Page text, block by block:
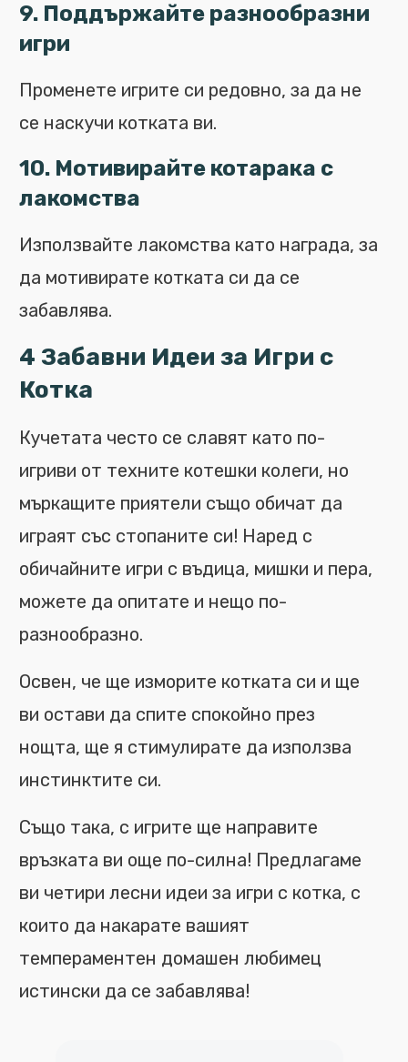
9. Поддържайте разнообразни
игри
Променете игрите си редовно, за да не
се наскучи котката ви.
10. Мотивирайте котарака с
лакомства
Използвайте лакомства като награда, за
да мотивирате котката си да се
забавлява.
4 Забавни Идеи за Игри с
Котка
Кучетата често се славят като по-
игриви от техните котешки колеги, но
мъркащите приятели също обичат да
играят със стопаните си! Наред с
обичайните игри с въдица, мишки и пера,
можете да опитате и нещо по-
разнообразно.
Освен, че ще изморите котката си и ще
ви остави да спите спокойно през
нощта, ще я стимулирате да използва
инстинктите си.
Също така, с игрите ще направите
връзката ви още по-силна! Предлагаме
ви четири лесни идеи за игри с котка, с
които да накарате вашият
темпераментен домашен любимец
истински да се забавлява!